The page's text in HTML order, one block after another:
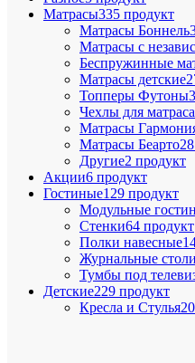
Матрасы335 продукт
Матрасы Боннель
Матрасы с
Беспружинные
Матрасы детские
Топперы Футоны
Чехлы для матраса
Матрасы
Матрасы Беарто
Другие2 продукт
Акции6 продукт
Гостиные129 продукт
Модульные
Стенки64 продукт
Полки навесные
Журнальные
Тумбы под
Детские229 продукт
Кресла и Стулья